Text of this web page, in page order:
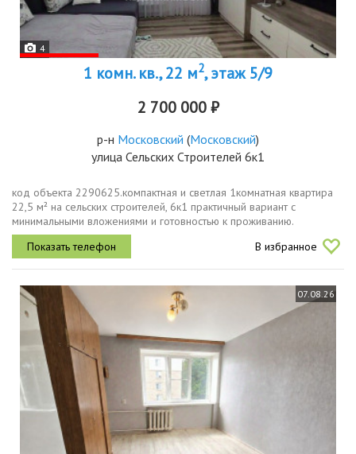
4
1 комн. кв., 22 м2, этаж 5/9
2 700 000 ₽
р-н Московский (Московский)
улица Сельских Строителей 6к1
код объекта 2290625.компактная и светлая 1комнатная квартира
22,5 м² на сельских строителей, 6к1 практичный вариант с
минимальными вложениями и готовностью к проживанию.
косметический ремонт состояние аккуратное, можно заехать сразу
и жить, либо...
В избранное
07.08.26